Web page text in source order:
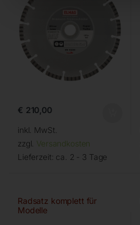
€ 210,00
inkl. MwSt.
zzgl. Versandkosten
Lieferzeit: ca. 2 - 3 Tage
Radsatz komplett für
Modelle